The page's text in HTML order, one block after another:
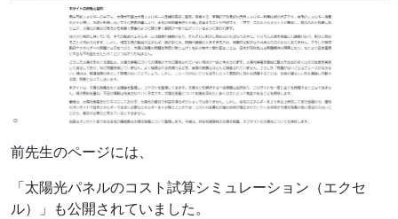
前先生のページには、
「太陽光パネルのコスト試算シミュレーション（エクセ
ル）」も公開されていました。